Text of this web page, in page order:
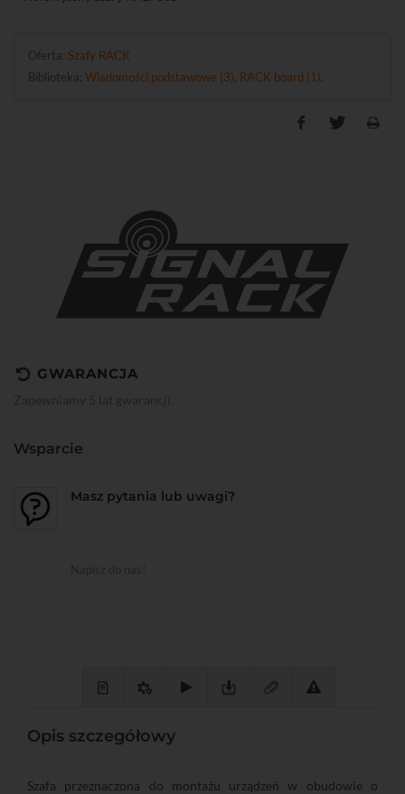
Oferta: Szafy RACK
Biblioteka: Wiadomości podstawowe (3) RACK board (1)
GWARANCJA
Wsparcie
Masz pytania lub uwagi?
Opis szczegółowy
Szafa przeznaczona do montażu urządzeń w obudowie o